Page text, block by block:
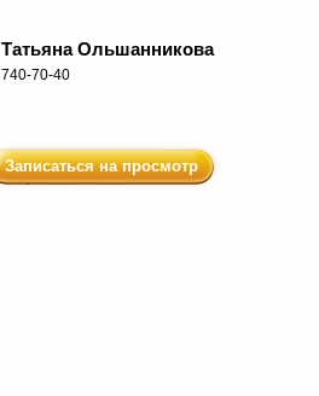
Татьяна Ольшанникова
740-70-40
Записаться на просмотр